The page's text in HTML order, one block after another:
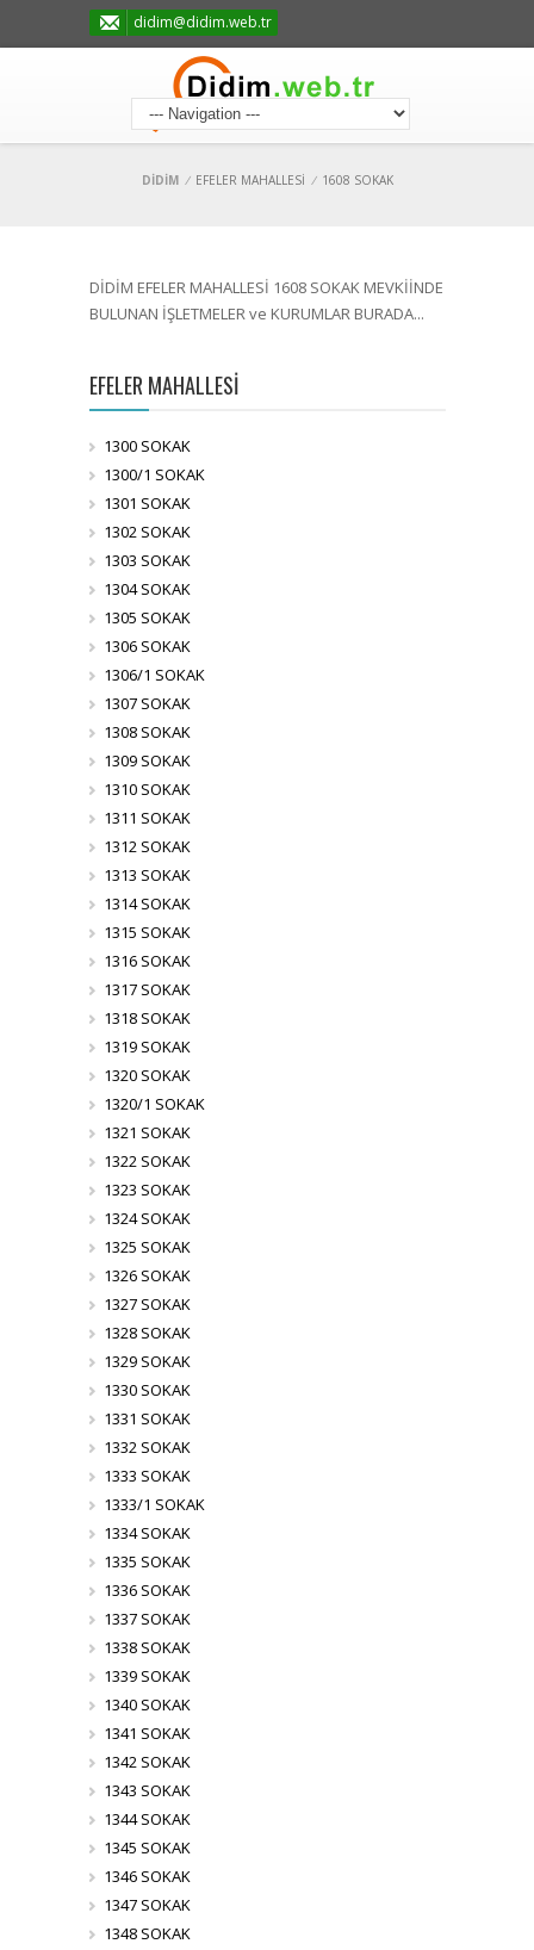
didim@didim.web.tr
DİDİM / EFELER MAHALLESİ / 1608 SOKAK
DİDİM EFELER MAHALLESİ 1608 SOKAK MEVKİİNDE
BULUNAN İŞLETMELER ve KURUMLAR BURADA...
EFELER MAHALLESİ
1300 SOKAK
1300/1 SOKAK
1301 SOKAK
1302 SOKAK
1303 SOKAK
1304 SOKAK
1305 SOKAK
1306 SOKAK
1306/1 SOKAK
1307 SOKAK
1308 SOKAK
1309 SOKAK
1310 SOKAK
1311 SOKAK
1312 SOKAK
1313 SOKAK
1314 SOKAK
1315 SOKAK
1316 SOKAK
1317 SOKAK
1318 SOKAK
1319 SOKAK
1320 SOKAK
1320/1 SOKAK
1321 SOKAK
1322 SOKAK
1323 SOKAK
1324 SOKAK
1325 SOKAK
1326 SOKAK
1327 SOKAK
1328 SOKAK
1329 SOKAK
1330 SOKAK
1331 SOKAK
1332 SOKAK
1333 SOKAK
1333/1 SOKAK
1334 SOKAK
1335 SOKAK
1336 SOKAK
1337 SOKAK
1338 SOKAK
1339 SOKAK
1340 SOKAK
1341 SOKAK
1342 SOKAK
1343 SOKAK
1344 SOKAK
1345 SOKAK
1346 SOKAK
1347 SOKAK
1348 SOKAK